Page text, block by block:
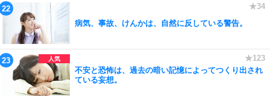
病気、事故、けんかは、自然に反している警告。
不安と恐怖は、過去の暗い記憶によってつくり出され
ている妄想。